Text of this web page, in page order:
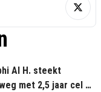
Al H. steekt
met 2,5 jaar cel en